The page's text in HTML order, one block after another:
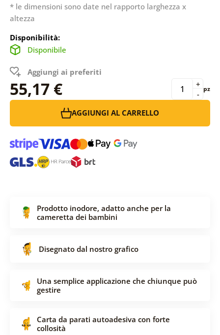
* le dimensioni sono date nel rapporto larghezza x
altezza
Disponibilità:
Disponibile
Aggiungi ai preferiti
55,17 € -
+ pz
AGGIUNGI AL CARRELLO
Prodotto inodore, adatto anche per la
cameretta dei bambini
Disegnato dal nostro grafico
Una semplice applicazione che chiunque può
gestire
Carta da parati autoadesiva con forte
collosità